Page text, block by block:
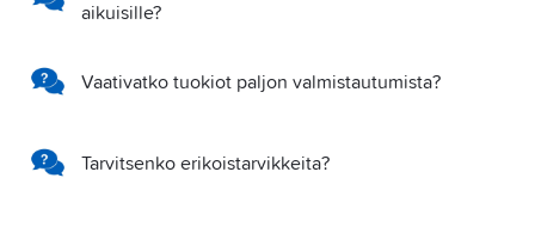
aikuisille?
Vaativatko tuokiot paljon valmistautumista?
Tarvitsenko erikoistarvikkeita?